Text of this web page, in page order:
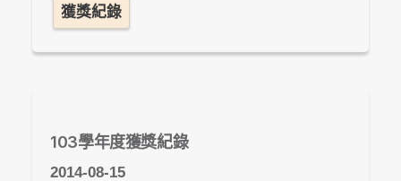
獲獎紀錄
2014-08-15